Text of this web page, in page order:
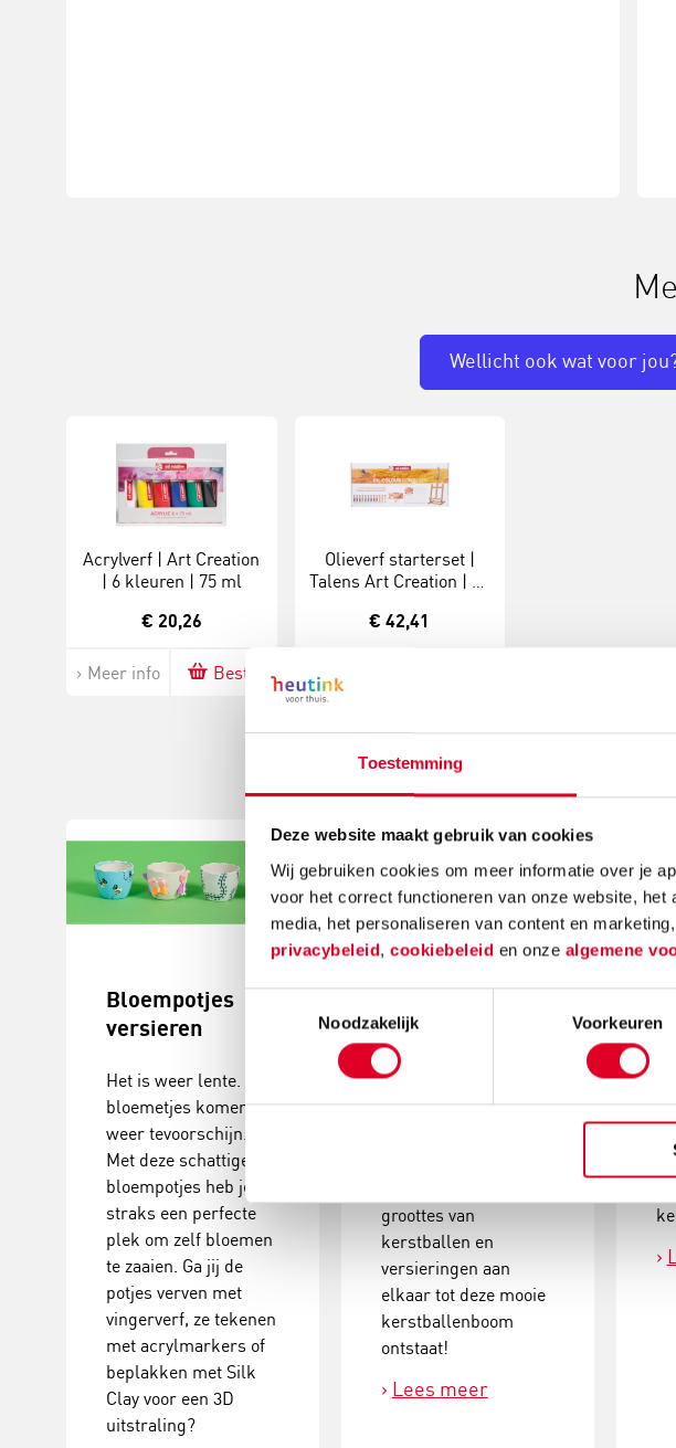
Toestemming
Deze website maakt gebruik van cookies
Wij gebruiken cookies om meer informatie over je
voor het correct functioneren van onze website,
media, het personaliseren van content en
privacybeleid, cookiebeleid en onze algemene
Noodzakelijk
Voorkeuren
Wellicht ook wat voor
Acrylverf | Art Creation
| 6 kleuren | 75 ml
€ 20,26
Meer info Bestel
Olieverf starterset |
Talens Art Creation | 12
€ 42,41
Meer info
Bloempotjes
versieren
Het is weer lente. De
bloemetjes komen
weer tevoorschijn.
Met deze schattige
bloempotjes heb je
straks een perfecte
plek om zelf bloemen
te zaaien. Ga jij de
potjes verven met
vingerverf, ze tekenen
met acrylmarkers of
beplakken met Silk
Clay voor een 3D
uitstraling?
kerstballenboom
maken
Deze
groottes van
kerstballen en
versieringen aan
elkaar tot deze mooie
kerstballenboom
ontstaat!
Lees meer